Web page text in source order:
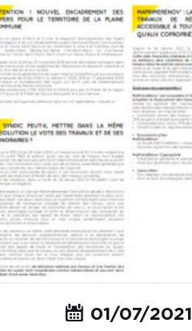
01/07/2021